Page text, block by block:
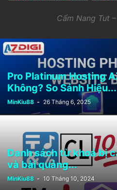
TÀI LIỆU
Cẩm Nang Tut
Pro Platinum Hosting
Không? So Sánh Hiệu...
MinKiu88 - 26 Tháng 6, 2025
Danh sách từ khoá bị
và bài quảng...
MinKiu88 - 10 Tháng 10, 2024